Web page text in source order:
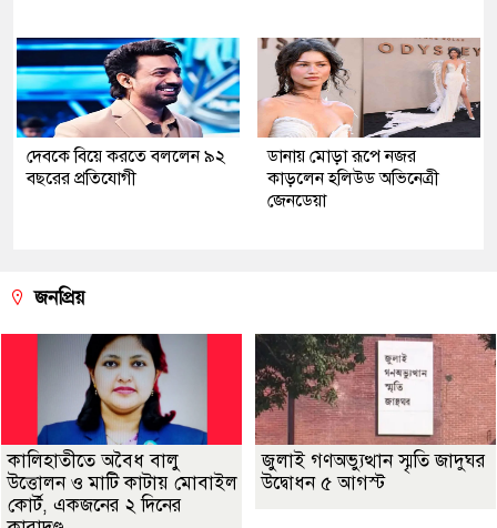
দেবকে বিয়ে করতে বললেন ৯২
বছরের প্রতিযোগী
ডানায় মোড়া রূপে নজর
কাড়লেন হলিউড অভিনেত্রী
জেনডেয়া
জনপ্রিয়
কালিহাতীতে অবৈধ বালু
উত্তোলন ও মাটি কাটায় মোবাইল
কোর্ট, একজনের ২ দিনের
জুলাই গণঅভ্যুত্থান স্মৃতি জাদুঘর
উদ্বোধন ৫ আগস্ট